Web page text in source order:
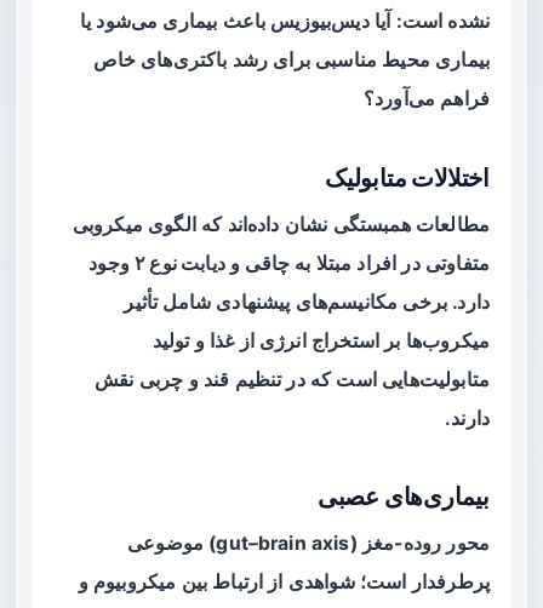
نشده است: آیا دیس‌بیوزیس باعث بیماری می‌شود یا
بیماری محیط مناسبی برای رشد باکتری‌های خاص
فراهم می‌آورد؟
اختلالات متابولیک
مطالعات همبستگی نشان داده‌اند که الگوی میکروبی
متفاوتی در افراد مبتلا به چاقی ودیابت نوع ۲
وجود
دارد. برخی مکانیسم‌های پیشنهادی شامل تأثیر
میکروب‌ها بر استخراج انرژی از غذا و تولید
متابولیت‌هایی است که در تنظیم قند و چربی نقش
دارند.
بیماری‌های عصبی
محور روده-مغز (gut–brain axis) موضوعی
پرطرفدار است؛ شواهدی از ارتباط بین میکروبیوم و